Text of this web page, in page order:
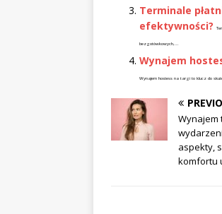
Terminale
efektywności?
bezgotówkowych,...
Wynajem
Wynajem hostess na targi to klucz do
Wynajem
aspekty,
komfortu